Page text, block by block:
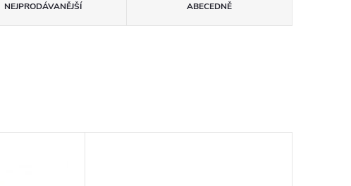
NEJPRODÁVANĚJŠÍ ABECEDNĚ